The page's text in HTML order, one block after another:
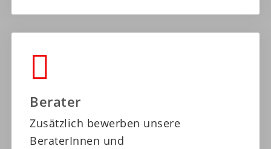
Berater
Zusätzlich bewerben unsere
BeraterInnen und